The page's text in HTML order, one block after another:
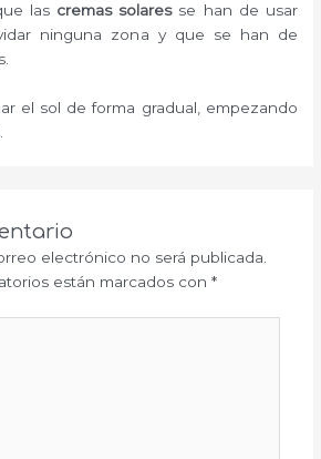
las cremas solaresse han de usar
ninguna zona y que se han de
el sol de forma gradual, empezando
electrónico no será publicada.
están marcados con *